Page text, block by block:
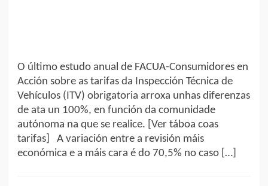
O último estudo anual de FACUA-Consumidores en
Acción sobre as tarifas da Inspección Técnica de
Vehículos (ITV) obrigatoria arroxa unhas diferenzas
de ata un 100%, en función da comunidade
autónoma na que se realice. [Ver táboa coas
tarifas] A variación entre a revisión máis
económica e a máis cara é do 70,5% no caso […]